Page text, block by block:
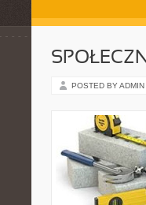
POSTED BY ADMIN